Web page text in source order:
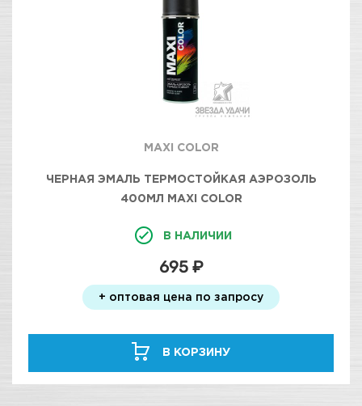
MAXI COLOR
ЧЕРНАЯ ЭМАЛЬ ТЕРМОСТОЙКАЯ АЭРОЗОЛЬ
400МЛ MAXI COLOR
В НАЛИЧИИ
695 ₽
+ оптовая цена по запросу
В КОРЗИНУ